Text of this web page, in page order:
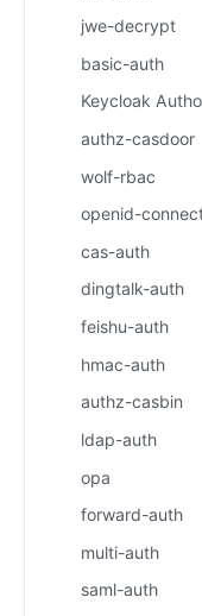
jwe-decrypt
basic-auth
Keycloak
authz-casdoor
wolf-rbac
openid-
cas-auth
dingtalk-auth
feishu-auth
hmac-auth
authz-casbin
ldap-auth
opa
forward-auth
multi-auth
saml-auth